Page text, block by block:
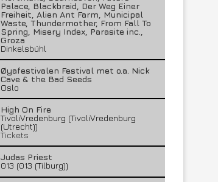
Palace, Blackbraid, Der Weg Einer
Freiheit, Alien Ant Farm, Municipal
Waste, Thundermother, From Fall To
Spring, Misery Index, Parasite inc.,
Groza
Dinkelsbühl
Øyafestivalen Festival met o.a. Nick
Cave & the Bad Seeds
Oslo
High On Fire
TivoliVredenburg (TivoliVredenburg
(Utrecht))
Tickets
Judas Priest
013 (013 (Tilburg))